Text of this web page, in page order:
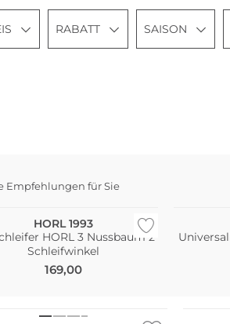
RABATT SAISON
Empfehlungen für Sie
HORL 1993
HORL 3 Nussbaum 2
Schleifwinkel
169,00